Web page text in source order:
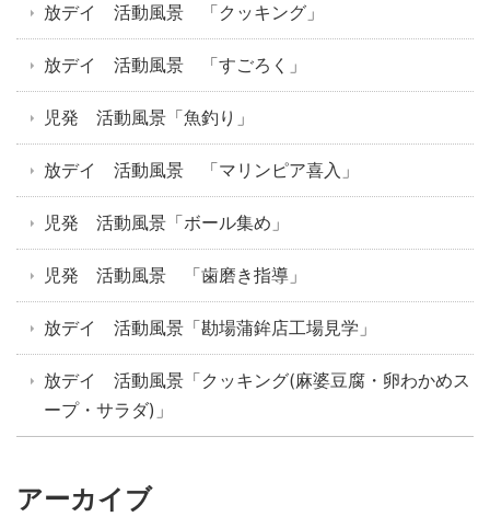
放デイ 活動風景 「クッキング」
放デイ 活動風景 「すごろく」
児発 活動風景「魚釣り」
放デイ 活動風景 「マリンピア喜入」
児発 活動風景「ボール集め」
児発 活動風景 「歯磨き指導」
放デイ 活動風景「勘場蒲鉾店工場見学」
放デイ 活動風景「クッキング(麻婆豆腐・卵わかめス
ープ・サラダ)」
アーカイブ